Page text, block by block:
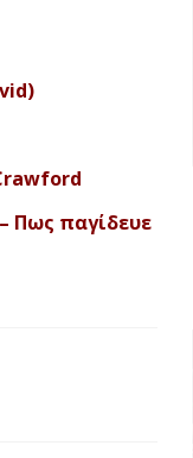
Πως παγίδευε